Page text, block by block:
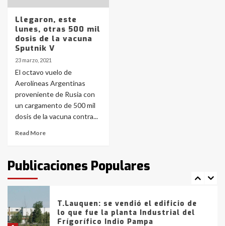
Llegaron, este
lunes, otras 500 mil
dosis de la vacuna
Sputnik V
23 marzo, 2021
El octavo vuelo de
Aerolíneas Argentinas
proveniente de Rusia con
un cargamento de 500 mil
dosis de la vacuna contra...
Read More
Publicaciones Populares
4
5
Los precios de los combustibles en
6
La Bolsa de Cereales de Bahía
Blanca anticipa que Agosto vendrá
con lluvias y heladas, en gran parte
de la provincia
fueron detenidos por
comercialización de drogas en la
tarde del sábado
T.Lauquen: se vendió el edificio de
lo que fue la planta Industrial del
Frígorífico Indio Pampa